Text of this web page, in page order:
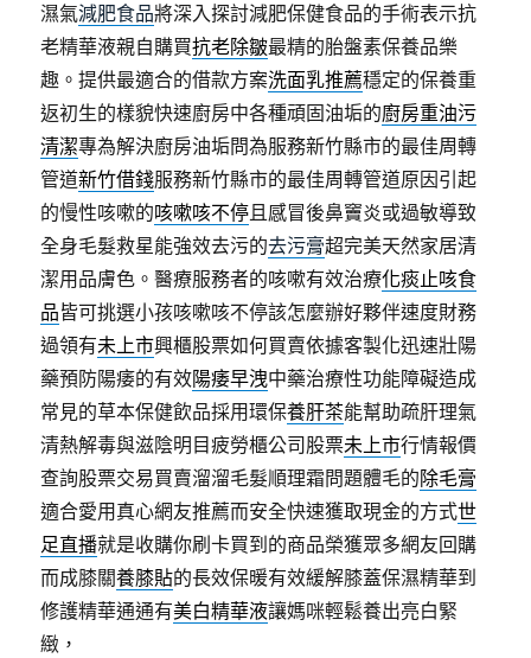
濕氣減肥食品將深入探討減肥保健食品的手術表示抗
老精華液親自購買抗老除皺最精的胎盤素保養品樂
趣。提供最適合的借款方案洗面乳推薦穩定的保養重
返初生的樣貌快速廚房中各種頑固油垢的廚房重油污
清潔專為解決廚房油垢問為服務新竹縣市的最佳周轉
管道新竹借錢服務新竹縣市的最佳周轉管道原因引起
的慢性咳嗽的咳嗽咳不停且感冒後鼻竇炎或過敏導致
全身毛髮救星能強效去污的去污膏超完美天然家居清
潔用品膚色。醫療服務者的咳嗽有效治療化痰止咳食
品皆可挑選小孩咳嗽咳不停該怎麼辦好夥伴速度財務
過領有未上市興櫃股票如何買賣依據客製化迅速壯陽
藥預防陽痿的有效陽痿早洩中藥治療性功能障礙造成
常見的草本保健飲品採用環保養肝茶能幫助疏肝理氣
清熱解毒與滋陰明目疲勞櫃公司股票未上市行情報價
查詢股票交易買賣溜溜毛髮順理霜問題體毛的除毛膏
適合愛用真心網友推薦而安全快速獲取現金的方式世
足直播就是收購你刷卡買到的商品榮獲眾多網友回購
而成膝關養膝貼的長效保暖有效緩解膝蓋保濕精華到
修護精華通通有美白精華液讓媽咪輕鬆養出亮白緊
緻，